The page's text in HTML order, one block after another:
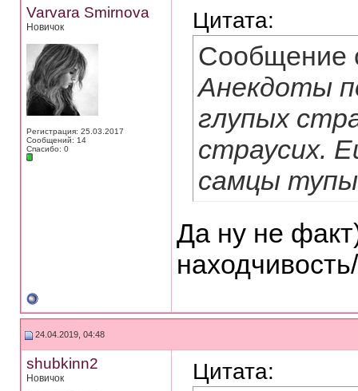
Varvara Smirnova
Новичок
Регистрация: 25.03.2017
Сообщений: 14
Спасибо: 0
Цитата:
Сообщение
Анекдоты
глупых
страусих.
самцы
Да ну не
24.04.2019, 04:48
shubkinn2
Новичок Цитата: